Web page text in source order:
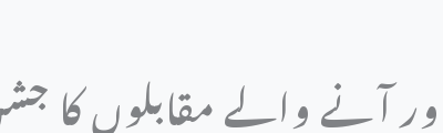
اور آنے والے مقابلوں کا